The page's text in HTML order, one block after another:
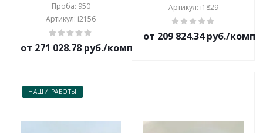
Проба: 950
Артикул: i2156
от 271 028.78 руб./комплект
Артикул: i1829
от 209 824.34 руб./
НАШИ РАБОТЫ